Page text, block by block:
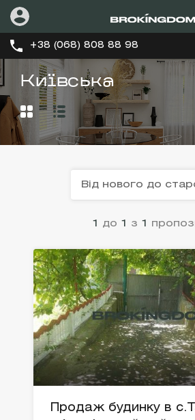
+38 (068) 808 88 98
Київська
1 до 1 з 1
Від нового до
Продаж будинку в